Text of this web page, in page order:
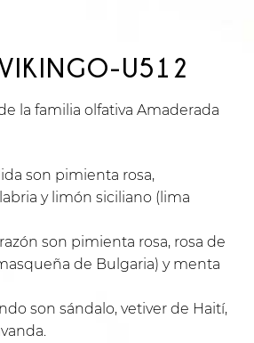
U512
la familia olfativa Amaderada
son pimienta rosa,
y limón siciliano (lima
son pimienta rosa, rosa de
de Bulgaria) y menta
son sándalo, vetiver de Haití,